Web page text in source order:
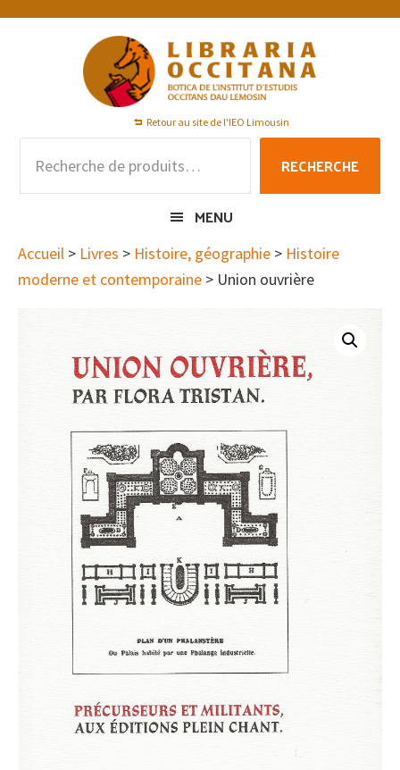
Passer
Passer
Passer
Retour au site de l'IEO Limousin
pour :
RECHERCHE
MENU
Accueil > Livres > Histoire, géographie > Histoire
moderne et contemporaine > Union ouvrière